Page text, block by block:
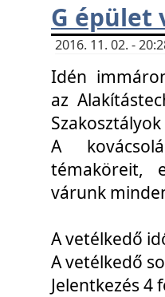
G épület
2016. 11. 02. -
Idén
az
A
témaköreit,
várunk
A vetélkedő
A vetélkedő
Jelentkezés 4